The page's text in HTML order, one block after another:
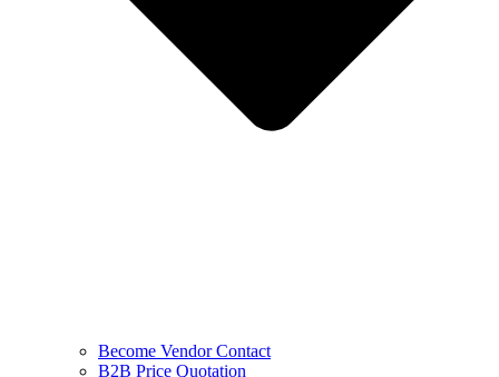
Become Vendor Contact
B2B Price Quotation